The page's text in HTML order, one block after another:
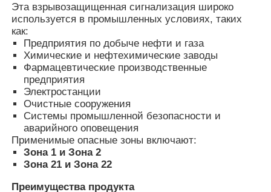
Взрывостойкие кабельные железы
взрывозащищенные штепсельная вилка и гнездо
Эта взрывозащищенная сигнализация широко
используется в промышленных условиях, таких
как:
Предприятия по добыче нефти и газа
Химические и нефтехимические заводы
Фармацевтические производственные
предприятия
Электростанции
Очистные сооружения
Системы промышленной безопасности и
аварийного оповещения
Применимые опасные зоны включают:
Зона 1 и Зона 2
Зона 21 и Зона 22
Преимущества продукта